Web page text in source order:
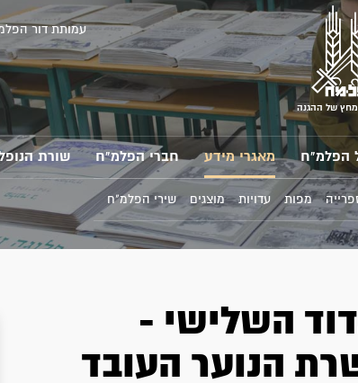
של ההגנה
עמותת דור
הפלמ"ח מאגרי מידע חברי הפלמ"ח שורת
מפות עדויות מוצגים שירי הפלמ"ח
השלישי -
4 - הכשרת הנוער העובד